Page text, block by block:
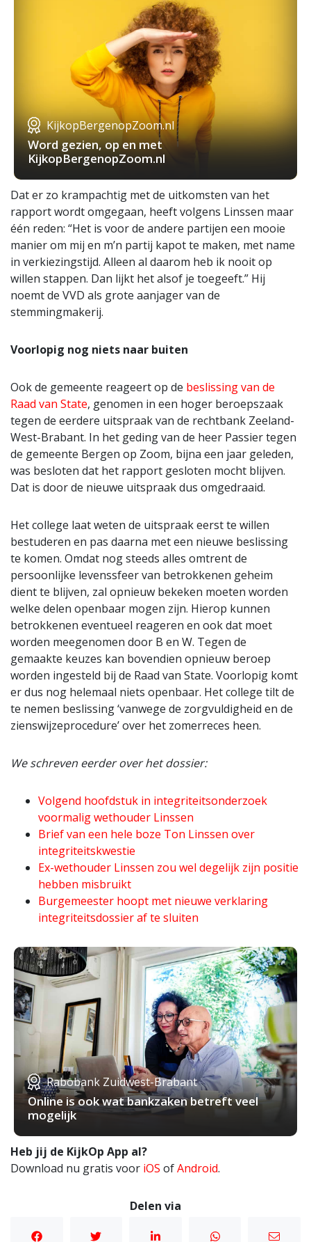
KijkopBergenopZoom.nl
Word gezien, op en met
KijkopBergenopZoom.nl
Dat er zo krampachtig met de uitkomsten van het
rapport wordt omgegaan, heeft volgens Linssen maar
één reden: “Het is voor de andere partijen een mooie
manier om mij en m’n partij kapot te maken, met name
in verkiezingstijd. Alleen al daarom heb ik nooit op
willen stappen. Dan lijkt het alsof je toegeeft.” Hij
noemt de VVD als grote aanjager van de
stemmingmakerij.
Voorlopig nog niets naar buiten
Ook de gemeente reageert op de beslissing van de
Raad van State, genomen in een hoger beroepszaak
tegen de eerdere uitspraak van de rechtbank Zeeland-
West-Brabant. In het geding van de heer Passier tegen
de gemeente Bergen op Zoom, bijna een jaar geleden,
was besloten dat het rapport gesloten mocht blijven.
Dat is door de nieuwe uitspraak dus omgedraaid.
Het college laat weten de uitspraak eerst te willen
bestuderen en pas daarna met een nieuwe beslissing
te komen. Omdat nog steeds alles omtrent de
persoonlijke levenssfeer van betrokkenen geheim
dient te blijven, zal opnieuw bekeken moeten worden
welke delen openbaar mogen zijn. Hierop kunnen
betrokkenen eventueel reageren en ook dat moet
worden meegenomen door B en W. Tegen de
gemaakte keuzes kan bovendien opnieuw beroep
worden ingesteld bij de Raad van State. Voorlopig komt
er dus nog helemaal niets openbaar. Het college tilt de
te nemen beslissing ‘vanwege de zorgvuldigheid en de
zienswijzeprocedure’ over het zomerreces heen.
We schreven eerder over het dossier:
Volgend hoofdstuk in integriteitsonderzoek
voormalig wethouder Linssen
Brief van een hele boze Ton Linssen over
integriteitskwestie
Ex-wethouder Linssen zou wel degelijk zijn positie
hebben misbruikt
Burgemeester hoopt met nieuwe verklaring
integriteitsdossier af te sluiten
Rabobank Zuidwest-Brabant
Online is ook wat bankzaken betreft veel
mogelijk
Heb jij de KijkOp App al?
Download nu gratis voor iOS ofAndroid.
Delen via